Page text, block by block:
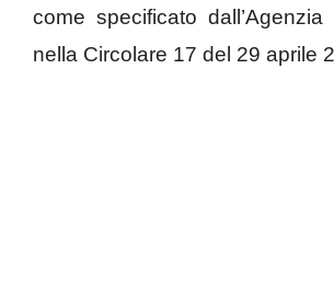
come specificato
nella Circolare 17 del 29 aprile